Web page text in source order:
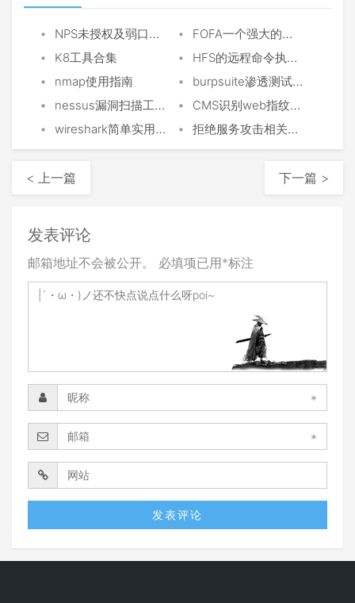
• NPS未授权及弱口令获取socks5代理 • FOFA一个强大的搜索引擎
• K8工具合集 • HFS的远程命令执行漏洞
• nmap使用指南 • burpsuite渗透测试神器
• nessus漏洞扫描工具 • CMS识别web指纹识别
• wireshark简单实用教程 • 拒绝服务攻击相关理论
< 上一篇 下一篇 >
发表评论
邮箱地址不会被公开。 必填项已用*标注
*
*